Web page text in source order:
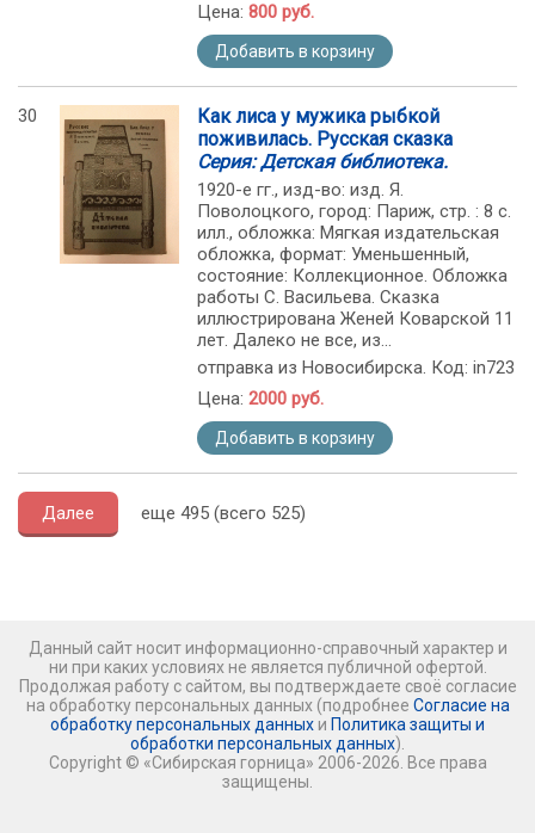
Цена: 800 руб.
Добавить в корзину
30
Как лиса у мужика рыбкой
поживилась. Русская сказка
Серия: Детская библиотека.
1920-е гг., изд-во: изд. Я.
Поволоцкого, город: Париж, стр. : 8 с.
илл., обложка: Мягкая издательская
обложка, формат: Уменьшенный,
состояние: Коллекционное. Обложка
работы С. Васильева. Сказка
иллюстрирована Женей Коварской 11
лет. Далеко не все, из...
отправка из Новосибирска. Код: in723
Цена: 2000 руб.
Добавить в корзину
Далее еще 495 (всего 525)
Данный сайт носит информационно-справочный характер и
ни при каких условиях не является публичной офертой.
Продолжая работу с сайтом, вы подтверждаете своё согласие
на обработку персональных данных (подробнее Согласие на
обработку персональных данных и Политика защиты и
обработки персональных данных).
Copyright © «Сибирская горница» 2006-2026. Все права
защищены.